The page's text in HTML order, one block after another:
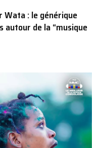
: le générique
autour de la “musique